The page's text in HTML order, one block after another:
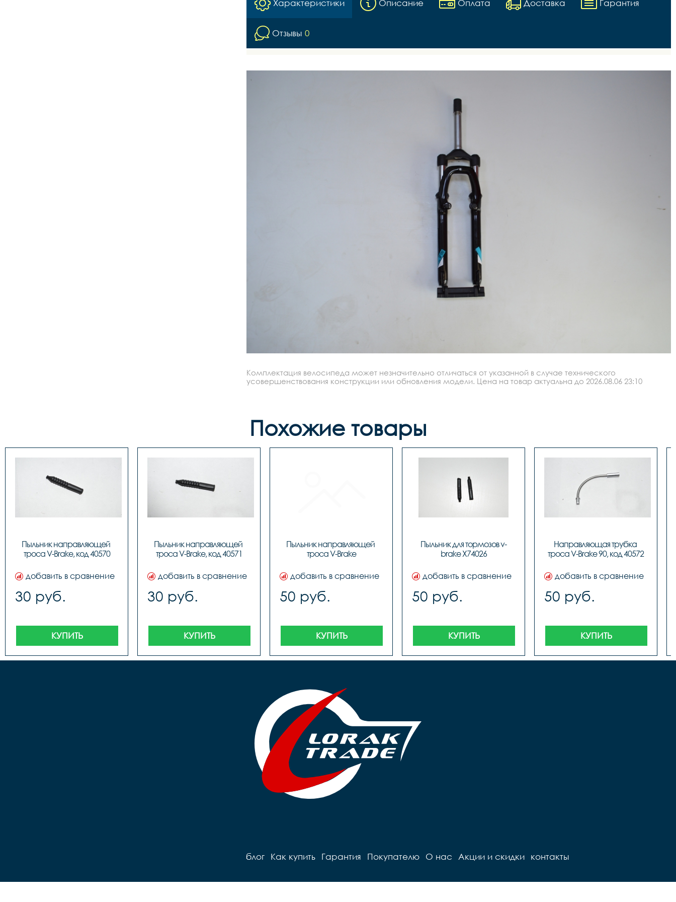
Характеристики Описание Оплата Доставка Гарантия
Отзывы 0
Комплектация велосипеда может незначительно отличаться от указанной в случае технического
усовершенствования конструкции или обновления модели. Цена на товар актуальна до 2026.08.06 23:10
Похожие товары
Пыльник направляющей
троса V-Brake, код 40570
добавить в сравнение
30 руб.
КУПИТЬ
Пыльник направляющей
троса V-Brake, код 40571
добавить в сравнение
30 руб.
КУПИТЬ
Пыльник направляющей
троса V-Brake
добавить в сравнение
50 руб.
КУПИТЬ
Пыльник для тормозов v-
brake X74026
добавить в сравнение
50 руб.
КУПИТЬ
Направляющая трубка
троса V-Brake 90, код 40572
добавить в сравнение
50 руб.
КУПИТЬ
блог Как купить Гарантия Покупателю О нас Акции и скидки контакты